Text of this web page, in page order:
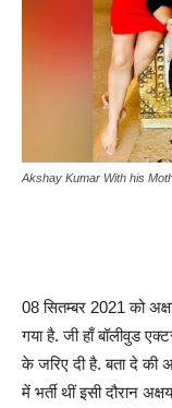
Akshay Kumar With his
08 सितम्बर 2021 को
गया है. जी हाँ बॉलीवुड
के जरिए दी है. बता दे की
में भर्ती थीं इसी दौरान